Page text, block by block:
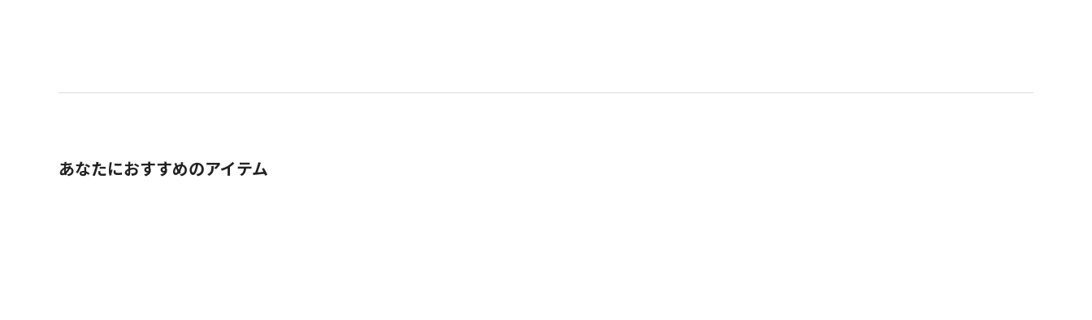
あなたにおすすめのアイテム